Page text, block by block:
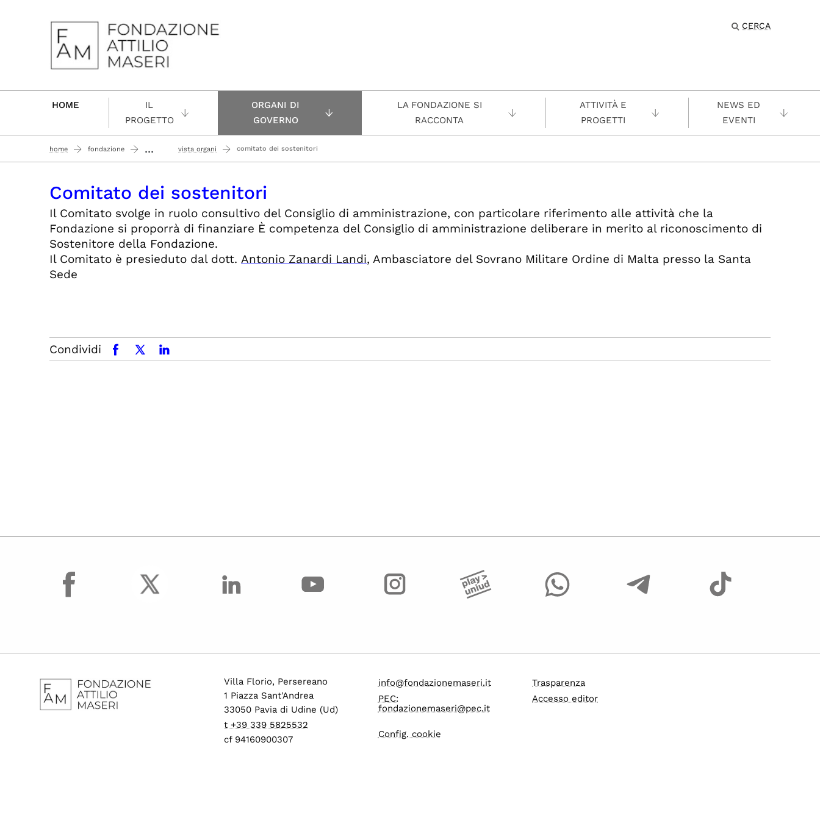
Passa al contenuto principale CERCA
HOME
IL
PROGETTO
ORGANI DI
GOVERNO
LA FONDAZIONE SI
RACCONTA
ATTIVITÀ E
PROGETTI
NEWS ED
EVENTI
home fondazione ... vista organi comitato dei sostenitori
Comitato dei sostenitori
Il Comitato svolge in ruolo consultivo del Consiglio di amministrazione, con particolare riferimento alle attività che la
Fondazione si proporrà di finanziare È competenza del Consiglio di amministrazione deliberare in merito al riconoscimento di
Sostenitore della Fondazione.
Il Comitato è presieduto dal dott. Antonio Zanardi Landi, Ambasciatore del Sovrano Militare Ordine di Malta presso la Santa
Sede
Condividi facebookx.comlinkedin
facebook
Villa Florio, Persereano
1 Piazza Sant'Andrea
33050 Pavia di Udine (Ud)
t +39 339 5825532
cf 94160900307
info@fondazionemaseri.it
PEC:
fondazionemaseri@pec.it
Config. cookie
Trasparenza
Accesso editor